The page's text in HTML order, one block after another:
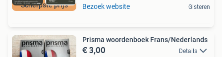
Scherpste prijs Bezoek website Gisteren
Prisma woordenboek Frans/Nederlands
€ 3,00 Details